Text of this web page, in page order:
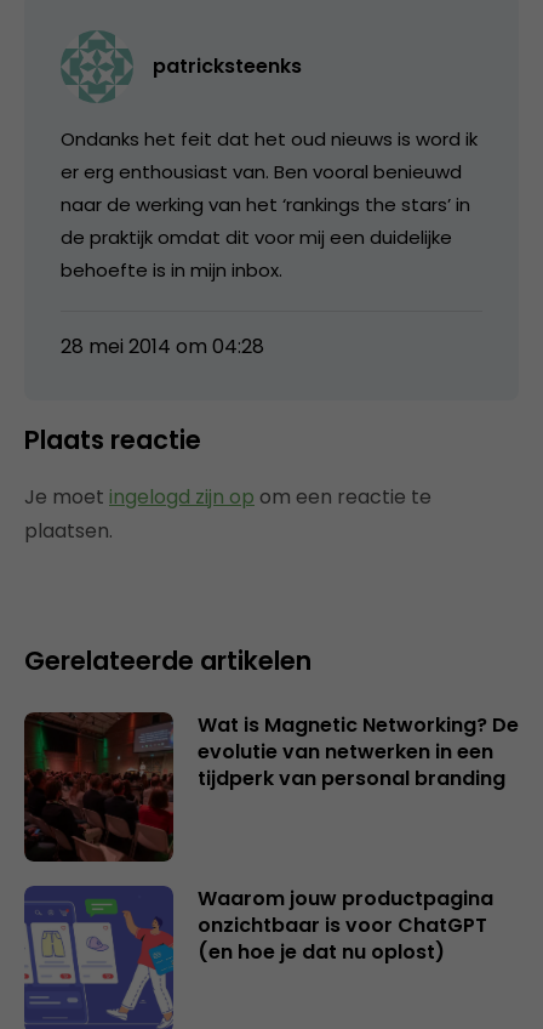
patricksteenks
Ondanks het feit dat het oud nieuws is word ik
er erg enthousiast van. Ben vooral benieuwd
naar de werking van het ‘rankings the stars’ in
de praktijk omdat dit voor mij een duidelijke
behoefte is in mijn inbox.
28 mei 2014 om 04:28
Plaats reactie
Je moet ingelogd zijn op om een reactie te
plaatsen.
Gerelateerde artikelen
Wat is Magnetic Networking? De
evolutie van netwerken in een
tijdperk van personal branding
Waarom jouw productpagina
onzichtbaar is voor ChatGPT
(en hoe je dat nu oplost)